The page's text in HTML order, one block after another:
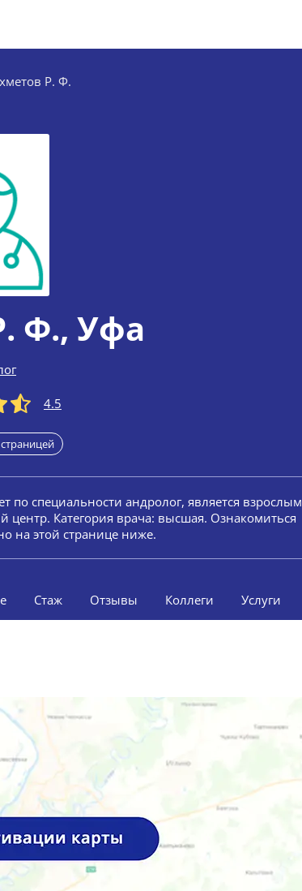
Р. Ф.
Ф., Уфа
4.5
по специальности андролог, является взрослым
Категория врача: высшая. Ознакомиться
на этой странице ниже.
Стаж Отзывы Коллеги Услуги